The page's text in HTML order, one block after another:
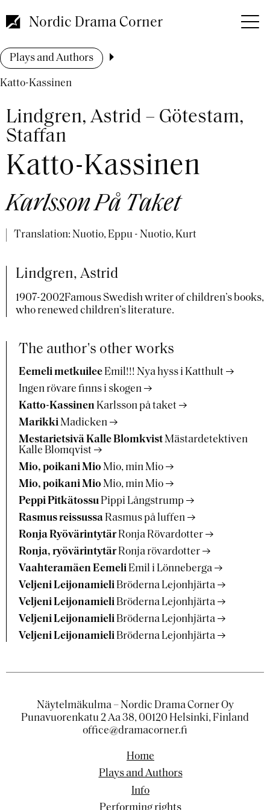
to
main
Nordic Drama Corner
Breadcrumb
Plays and Authors
Katto-Kassinen
Lindgren, Astrid – Götestam,
Staffan
Katto-Kassinen
Karlsson På Taket
Translation: Nuotio, Eppu - Nuotio, Kurt
Lindgren, Astrid
1907-2002Famous Swedish writer of children’s books,
who renewed children’s literature.
The author's other works
Eemeli metkuilee Emil!!! Nya hyss i Katthult
Ingen rövare finns i skogen
Katto-Kassinen Karlsson på taket
MarikkiMadicken
Mestarietsivä Kalle BlomkvistMästardetektiven
Kalle Blomqvist
Mio, poikani MioMio, min Mio
Mio, poikani MioMio, min Mio
Peppi Pitkätossu Pippi Långstrump
Rasmus reissussa Rasmus på luffen
Ronja Ryövärintytär Ronja Rövardotter
Ronja, ryövärintytär Ronja rövardotter
Vaahteramäen Eemeli Emil i Lönneberga
Veljeni Leijonamieli Bröderna Lejonhjärta
Veljeni Leijonamieli Bröderna Lejonhjärta
Veljeni Leijonamieli Bröderna Lejonhjärta
Veljeni Leijonamieli Bröderna Lejonhjärta
Näytelmäkulma – Nordic Drama Corner Oy
Punavuorenkatu 2 Aa 38, 00120 Helsinki, Finland
office@dramacorner.fi
Home
Plays and Authors
Info